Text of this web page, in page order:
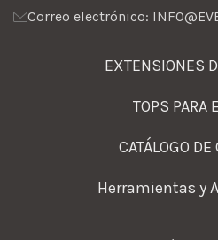
Correo electrónico:
EXTENSIONES
TOPS PARA
CATÁLOGO DE
Herramientas y